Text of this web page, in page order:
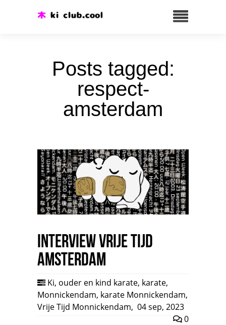
Posts tagged:
respect-
amsterdam
Interview Vrije Tijd
Amsterdam
Ki, ouder en kind karate, karate,
Monnickendam, karate Monnickendam,
Vrije Tijd Monnickendam, 04 sep, 2023
0